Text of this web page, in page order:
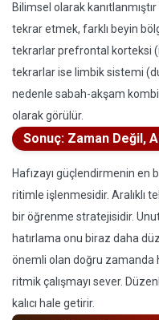
Bilimsel olarak
tekrar etmek, farklı beyin
tekrarlar prefrontal korteksi
tekrarlar ise limbik sistemi
nedenle sabah-akşam
olarak görülür.
Sonuç: Zaman Değil,
Hafızayı güçlendirmenin en
ritimle işlenmesidir. Aralıklı
bir öğrenme stratejisidir.
hatırlama onu biraz daha
önemli olan doğru zamanda
ritmik çalışmayı sever.
kalıcı hale getirir.